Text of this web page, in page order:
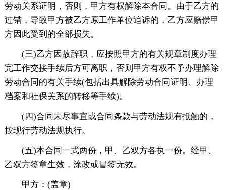
劳动关系证明，否则，甲方有权解除本合同。由于乙方的
过错，导致甲方被乙方原工作单位追诉的，乙方应赔偿甲
方因此受到的全部损失。
(三)乙方因故辞职，应按照甲方的有关规章制度办理
完工作交接手续后方可离职，否则甲方有权不予办理解除
劳动合同的有关手续(包括出具解除劳动合同证明、办理
档案和社保关系的转移等手续)。
(四)合同未尽事宜或合同条款与劳动法规有抵触的，
按现行劳动法规执行。
(五)本合同一式两份，甲、乙双方各执一份。经甲、
乙双方签章生效，涂改或冒签无效。
甲方：(盖章)